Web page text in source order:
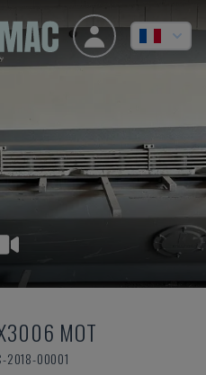
MOT
2018-00001